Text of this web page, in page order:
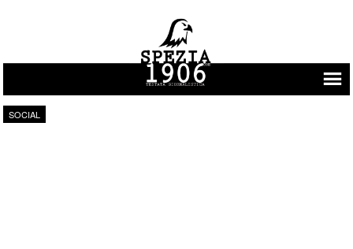
Vai al contenuto
SOCIAL